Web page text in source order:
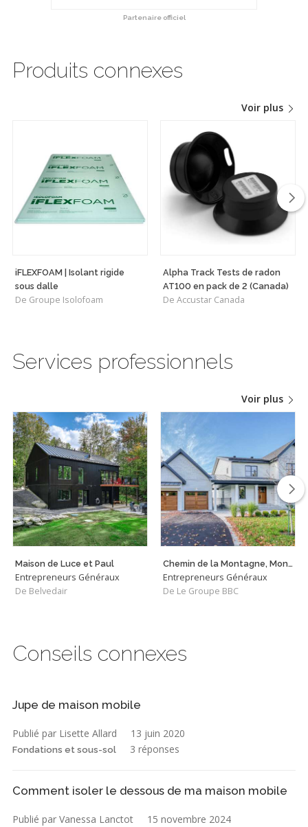
Partenaire officiel
Produits connexes
Voir plus
iFLEXFOAM | Isolant rigide
sous dalle
De Groupe Isolofoam
Alpha Track Tests de radon
AT100 en pack de 2 (Canada)
De Accustar Canada
Services professionnels
Voir plus
Maison de Luce et Paul
Entrepreneurs Généraux
De Belvedair
Chemin de la Montagne, Mont-Saint-Hilaire
Entrepreneurs Généraux
De Le Groupe BBC
Conseils connexes
Jupe de maison mobile
Publié par Lisette Allard 13 juin 2020
Fondations et sous-sol 3 réponses
Comment isoler le dessous de ma maison mobile
Publié par Vanessa Lanctot 15 novembre 2024